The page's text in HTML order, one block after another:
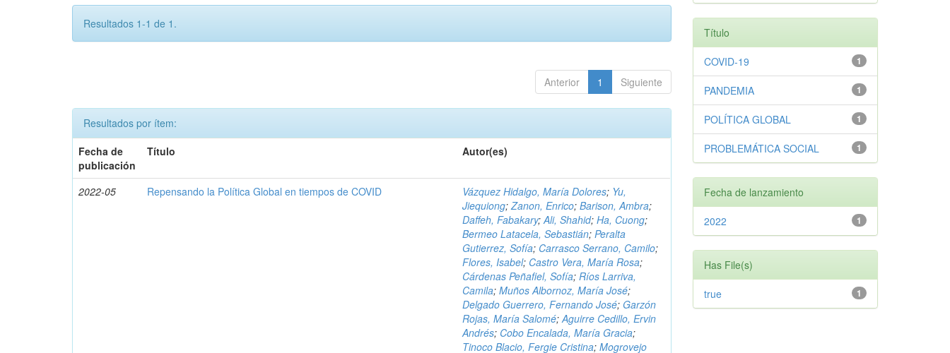
Resultados 1-1 de 1.
Anterior 1 Siguiente
Resultados por ítem:
Fecha de
publicación
Título Autor(es)
2022-05 Repensando la Política Global en tiempos de COVID Vázquez Hidalgo, María Dolores; Yu,
Jiequiong;Zanon, Enrico;Barison, Ambra;
Daffeh, Fabakary;Ali, Shahid;Ha, Cuong;
Bermeo Latacela, Sebastián;Peralta
Gutierrez, Sofía; Carrasco Serrano, Camilo;
Flores, Isabel; Castro Vera, María Rosa;
Cárdenas Peñafiel, Sofía;Ríos Larriva,
Camila;Muños Albornoz, María José;
Delgado Guerrero, Fernando José; Garzón
Rojas, María Salomé;Aguirre Cedillo, Ervin
Andrés; Cobo Encalada, María Gracia;
Tinoco Blacio, Fergie Cristina;Mogrovejo
Título
1
COVID-19
1
PANDEMIA
1
POLÍTICA GLOBAL
1
PROBLEMÁTICA SOCIAL
Fecha de lanzamiento
1
2022
Has File(s)
1
true